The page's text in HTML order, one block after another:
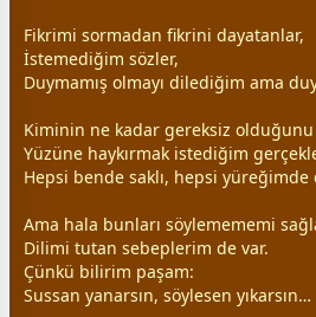
Fikrimi sormadan fikrini dayatanlar,
İstemediğim sözler,
Duymamış olmayı dilediğim ama
Kiminin ne kadar gereksiz olduğunu
Yüzüne haykırmak istediğim
Hepsi bende saklı, hepsi
Ama hala bunları söylemememi
Dilimi tutan sebeplerim de var.
Çünkü bilirim paşam:
Sussan yanarsın, söylesen yıkarsın…